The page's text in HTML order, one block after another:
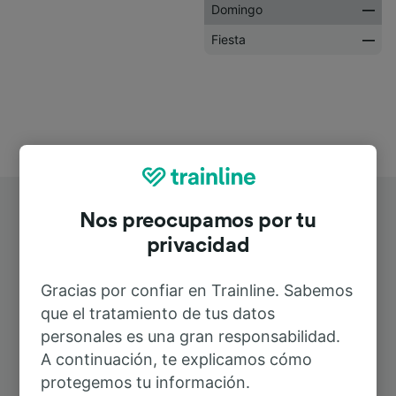
Domingo
—
Fiesta
—
Rutas más populares desde
Hamburg-Bergedorf
Nos preocupamos por tu
privacidad
Gracias por confiar en Trainline. Sabemos
que el tratamiento de tus datos
personales es una gran responsabilidad.
A continuación, te explicamos cómo
protegemos tu información.